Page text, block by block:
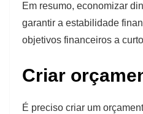
Em resumo, economizar
garantir a estabilidade
objetivos financeiros a
Criar
É preciso criar um